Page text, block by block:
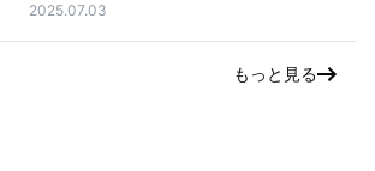
2025.07.03
もっと見る